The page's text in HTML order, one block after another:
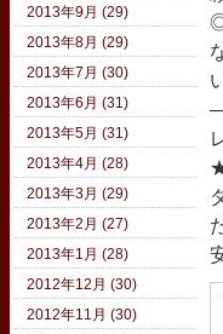
2013年9月 (29)
2013年8月 (29)
2013年7月 (30)
2013年6月 (31)
2013年5月 (31)
2013年4月 (28)
2013年3月 (29)
2013年2月 (27)
2013年1月 (28)
2012年12月 (30)
2012年11月 (30)